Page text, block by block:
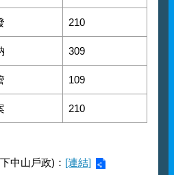
210
309
109
210
中山戶政)： [連結]